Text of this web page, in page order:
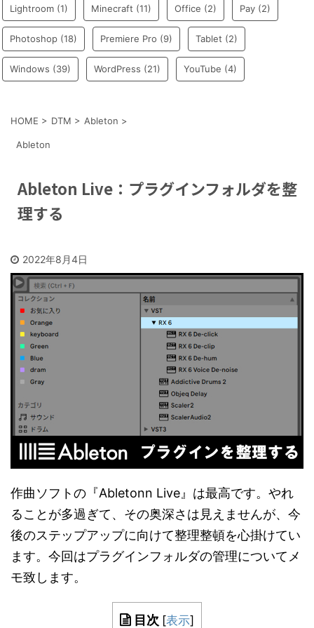
Lightroom (1) Minecraft (11) Office (2) Pay (2)
Photoshop (18) Premiere Pro (9) Tablet (2)
Windows (39) WordPress (21) YouTube (4)
HOME > DTM > Ableton >
Ableton
Ableton Live：プラグインフォルダを整
理する
2022年8月4日
作曲ソフトの『Abletonn Live』は最高です。やれ
ることが多過ぎて、その奥深さは見えませんが、今
後のステップアップに向けて整理整頓を心掛けてい
ます。今回はプラグインフォルダの管理についてメ
モ致します。
目次 [表示]